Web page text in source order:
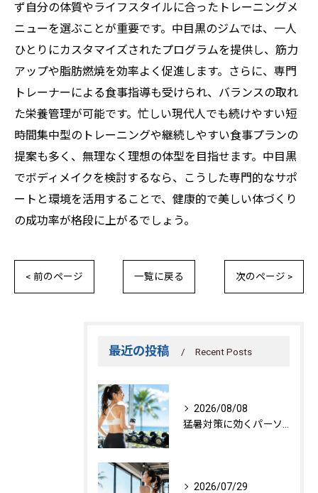
ず自分の体質やライフスタイルに合ったトレーニングメ
ニューを選ぶことが重要です。中目黒のジムでは、一人
ひとりにカスタマイズされたプログラムを提供し、筋力
アップや脂肪燃焼を効率よく促進します。さらに、専門
トレーナーによる食事指導も受けられ、バランスの取れ
た栄養管理が可能です。忙しい現代人でも続けやすい短
時間集中型のトレーニングや継続しやすい食事プランの
提案も多く、無理なく理想の体型を目指せます。中目黒
でボディメイクを検討するなら、こうした専門的なサポ
ートと環境を活用することで、健康的で美しい体づくり
の成功率が格段に上がるでしょう。
< 前のページ 一覧に戻る 次のページ >
最近の投稿 Recent Posts
2026/08/08
2026/07/29